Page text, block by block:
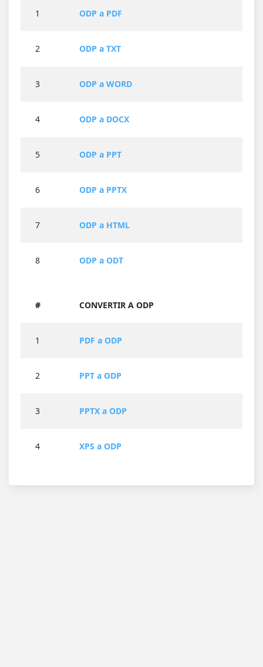
1 ODP a PDF
2 ODP a TXT
3 ODP a WORD
4 ODP a DOCX
5 ODP a PPT
6 ODP a PPTX
7 ODP a HTML
8 ODP a ODT
# CONVERTIR A ODP
1 PDF a ODP
2 PPT a ODP
3 PPTX a ODP
4 XPS a ODP